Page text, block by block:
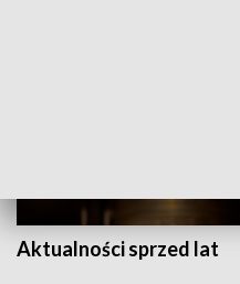
Aktualności sprzed lat